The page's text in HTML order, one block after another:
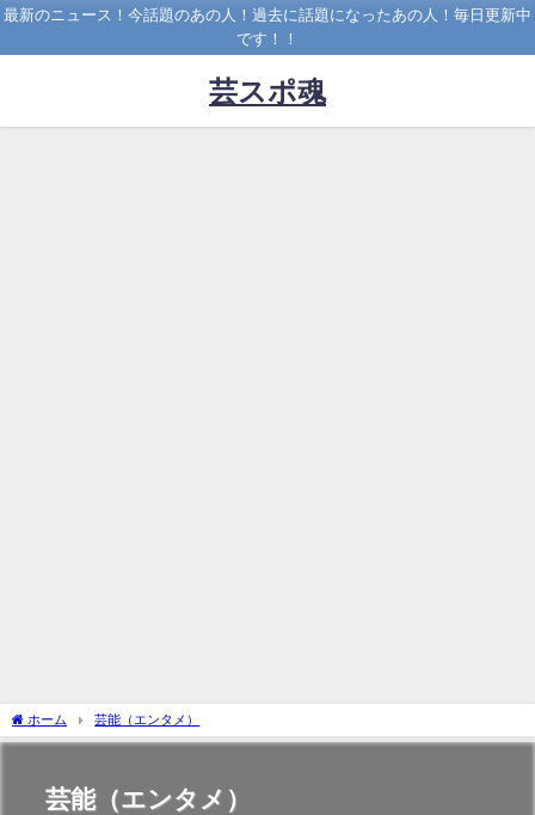
最新のニュース！今話題のあの人！過去に話題になったあの人！毎日更新中
です！！
芸スポ魂
ホーム 芸能（エンタメ）
芸能（エンタメ）